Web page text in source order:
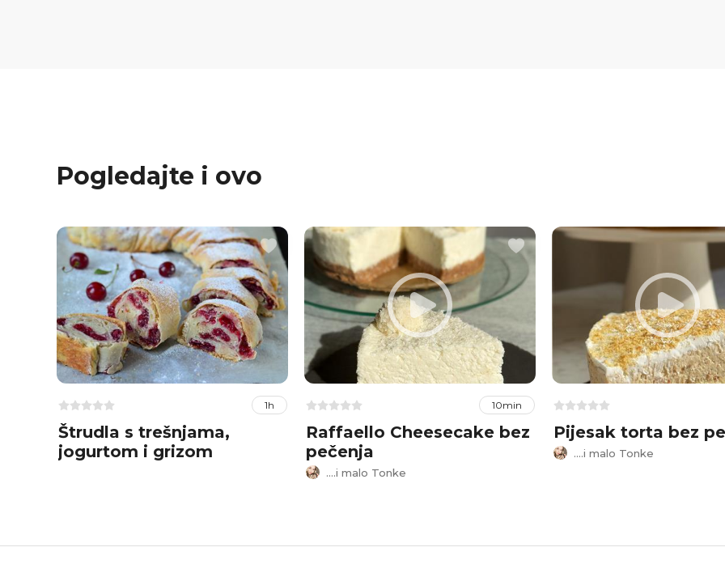
Pogledajte i ovo
1h
Štrudla s trešnjama,
jogurtom i grizom
10min
Raffaello Cheesecake bez
pečenja
....i malo Tonke
Pijesak torta bez
....i malo Tonke